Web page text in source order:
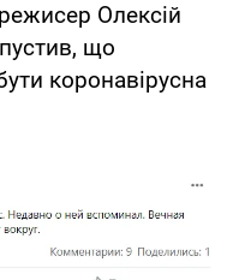
Олексій
що
коронавірусна